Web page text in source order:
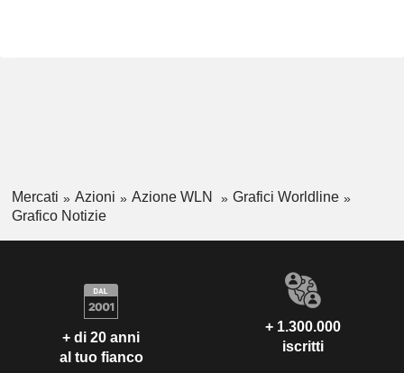
Mercati Azioni Azione WLN
Grafici Worldline
Grafico Notizie
+ di 20 anni
al tuo fianco
+ 1.300.000
iscritti